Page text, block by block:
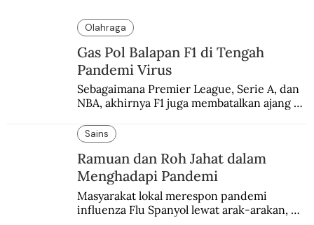
Olahraga
Gas Pol Balapan F1 di Tengah
Pandemi Virus
Sebagaimana Premier League, Serie A, dan
NBA, akhirnya F1 juga membatalkan ajang
enam dekade lampau.
Sains
Ramuan dan Roh Jahat dalam
Menghadapi Pandemi
Masyarakat lokal merespon pandemi
influenza Flu Spanyol lewat arak-arakan,